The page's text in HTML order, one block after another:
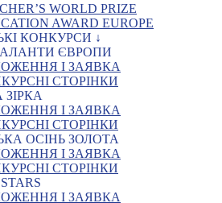
WORLD PRIZE
AWARD EUROPE
КОНКУРСИ ↓
ЄВРОПИ
І ЗАЯВКА
СТОРІНКИ
ЗІРКА
І ЗАЯВКА
СТОРІНКИ
ОСІНЬ ЗОЛОТА
І ЗАЯВКА
СТОРІНКИ
І ЗАЯВКА